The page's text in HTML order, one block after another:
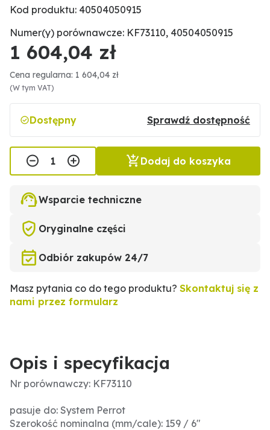
Kod produktu: 40504050915
Numer(y) porównawcze: KF73110, 40504050915
1 604,04 zł
Cena regularna: 1 604,04 zł
(W tym VAT)
Dostępny Sprawdź dostępność
Dodaj do koszyka
Wsparcie techniczne
Oryginalne części
Odbiór zakupów 24/7
Masz pytania co do tego produktu? Skontaktuj się z
nami przez formularz
Opis i specyfikacja
Nr porównawczy: KF73110
pasuje do: System Perrot
Szerokość nominalna (mm/cale): 159 / 6"